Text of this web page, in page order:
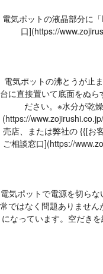
電気ポットの液晶部分に
口](https://
電気ポットの沸とうが止
台に直接置いて底面をぬ
ださい。※水分が乾
(https://
売店、または弊社の {{[お
ご相談窓口](https://
電気ポットで電源を切ら
常ではなく問題ありませ
になっています。空だき